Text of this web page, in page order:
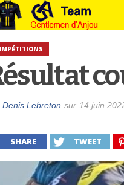
Denis Lebreton sur 14 juin
SHARE TWEET